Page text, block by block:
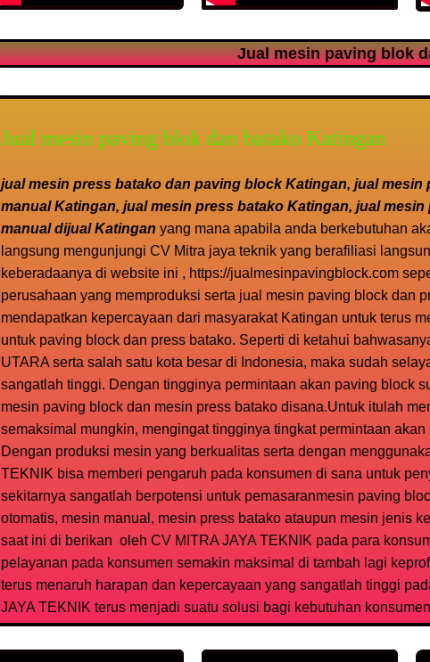
Jual mesin paving blok
Jual mesin paving blok dan batako Katingan
jual mesin press batako dan paving block Katingan, jual
manual Katingan, jual mesin press batako Katingan, jual
manual dijual Katingan yang mana apabila anda berkebutuhan
langsung mengunjungi CV Mitra jaya teknik yang berafiliasi
keberadaanya di website ini , https://jualmesinpavingblock.com
perusahaan yang memproduksi serta jual mesin paving block dan
mendapatkan kepercayaan dari masyarakat Katingan untuk terus
untuk paving block dan press batako. Seperti di ketahui
UTARA serta salah satu kota besar di Indonesia, maka sudah
sangatlah tinggi. Dengan tingginya permintaan akan paving block
mesin paving block dan mesin press batako disana.Untuk itulah
semaksimal mungkin, mengingat tingginya tingkat permintaan
Dengan produksi mesin yang berkualitas serta dengan
TEKNIK bisa memberi pengaruh pada konsumen di sana untuk
sekitarnya sangatlah berpotensi untuk pemasaranmesin paving
otomatis, mesin manual, mesin press batako ataupun mesin jenis
saat ini di berikan oleh CV MITRA JAYA TEKNIK pada para
pelayanan pada konsumen semakin maksimal di tambah lagi
terus menaruh harapan dan kepercayaan yang sangatlah tinggi
JAYA TEKNIK terus menjadi suatu solusi bagi kebutuhan